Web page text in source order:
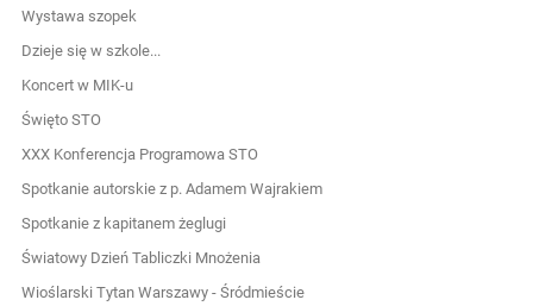
Wystawa szopek
Dzieje się w szkole...
Koncert w MIK-u
Święto STO
XXX Konferencja Programowa STO
Spotkanie autorskie z p. Adamem Wajrakiem
Spotkanie z kapitanem żeglugi
Światowy Dzień Tabliczki Mnożenia
Wioślarski Tytan Warszawy - Śródmieście